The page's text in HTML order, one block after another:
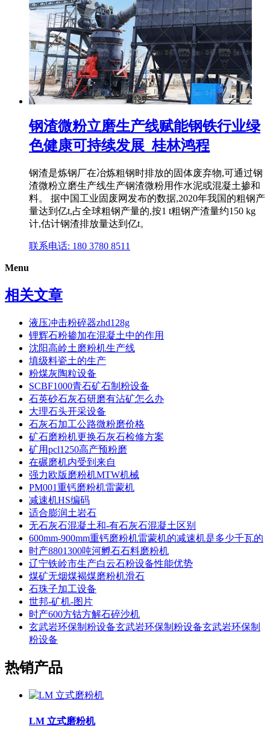
钢渣微粉立磨生产线赋能钢铁行业绿
色健康可持续发展_桂林鸿程
钢渣是炼钢厂在冶炼粗钢时排放的固体废弃物,可通过钢
渣微粉立磨生产线生产钢渣微粉用作水泥或混凝土掺和
料。 据中国工业固废网发布的数据,2020年我国的粗钢产
量达到亿t,占全球粗钢产量的,按1 t粗钢产渣量约150 kg
计,估计钢渣排放量达到亿t。
联系电话: 180 3780 8511
Menu
相关文章
液压冲击粉碎器zhd128g
锂辉石粉掺加在混凝土中的作用
沈阳高岭土磨粉机生产线
填级料瓷土的生产
粉煤灰陶粒设备
SCBF1000青石矿石制粉设备
石英砂石灰石研磨有沾矿怎么办
大理石头开采设备
石灰石加工公路微粉磨价格
矿石磨粉机更换石灰石检修方案
矿用pcl1250高产预粉磨
在碾磨机内受到来自
强力欧版磨粉机MTW机械
PM001重钙磨粉机雷蒙机
减速机HS编码
适合膨润土岩石
无石灰石混凝土和-有石灰石混凝土区别
600mm-900mm重钙磨粉机雷蒙机的减速机是多少千瓦的
时产8801300吨河孵石石料磨粉机
辽宁铁岭市生产白云石粉设备性能优势
煤矿无烟煤褐煤磨粉机滑石
石珠子加工设备
世邦-矿机-图片
时产600方钴方解石碎沙机
玄武岩环保制粉设备玄武岩环保制粉设备玄武岩环保制
粉设备
热销产品
LM 立式磨粉机